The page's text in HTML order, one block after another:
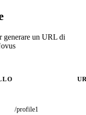
generare un URL di
/profile1